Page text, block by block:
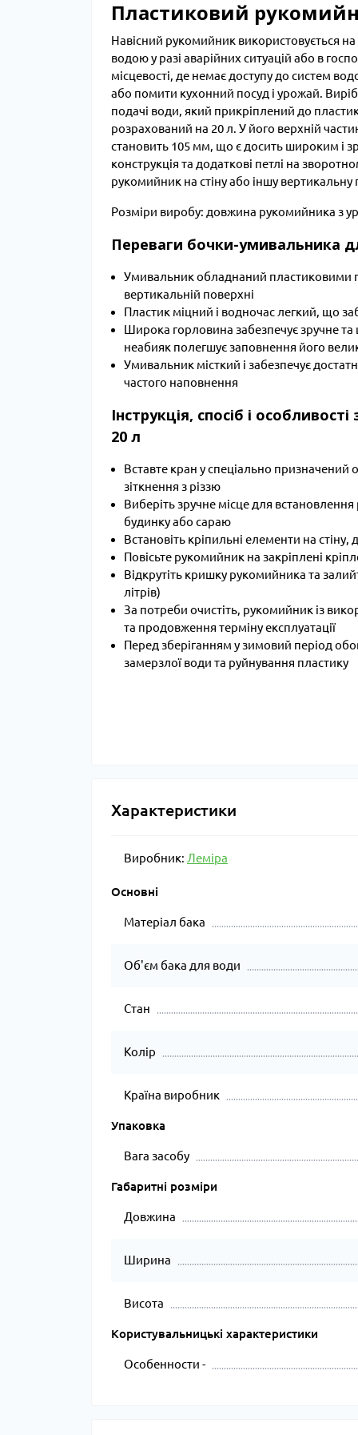
Пластиковий
Навісний рукомийник використовується
водою у разі аварійних ситуацій або в
місцевості, де немає доступу до систем
або помити кухонний посуд і урожай.
подачі води, який прикріплений до
розрахований на 20 л. У його верхній
становить 105 мм, що є досить широким і
конструкція та додаткові петлі на
рукомийник на стіну або іншу
Розміри виробу: довжина рукомийника з
Переваги бочки-умивальника
Умивальник обладнаний пластиковими
вертикальній поверхні
Пластик міцний і водночас легкий, що
Широка горловина забезпечує зручне
неабияк полегшує заповнення його
Умивальник місткий і забезпечує
частого наповнення
Інструкція, спосіб і
20 л
Вставте кран у спеціально призначений
зіткнення з різзю
Виберіть зручне місце для
будинку або сараю
Встановіть кріпильні елементи на
Повісьте рукомийник на закріплені
Відкрутіть кришку рукомийника та
літрів)
За потреби очистіть, рукомийник із
та продовження терміну експлуатації
Перед зберіганням у зимовий період
замерзлої води та руйнування пластику
Характеристики
Виробник: Леміра
Основні
Матеріал бака
Об'єм бака для води
Стан
Колір
Країна виробник
Упаковка
Вага засобу
Габаритні розміри
Довжина
Ширина
Висота
Користувальницькі характеристики
Особенности -